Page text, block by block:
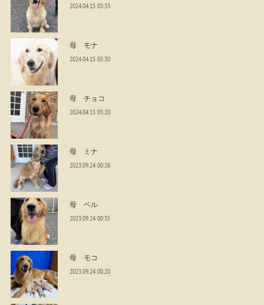
2024.04.15 05:33
母 モナ
2024.04.15 05:30
母 チョコ
2024.04.15 05:20
母 ミナ
2023.09.24 00:38
母 ベル
2023.09.24 00:35
母 モコ
2023.09.24 00:20